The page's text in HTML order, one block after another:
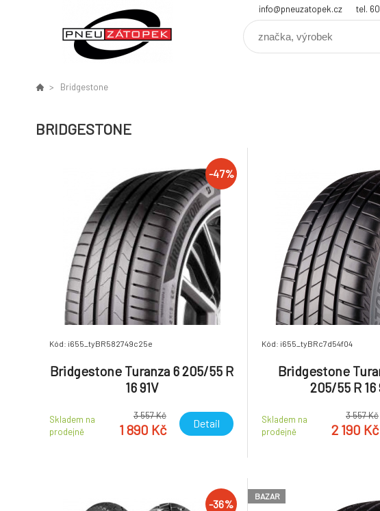
info@pneuzatopek.cz tel.
Bridgestone
BRIDGESTONE
-47%
Kód: i655_tyBR582749c25e
Bridgestone Turanza 6 205/55 R
16 91V
Skladem na
prodejně
3 557 Kč
1 890 Kč Detail
Kód: i655_tyBRc7d54f04
Bridgestone
205/55 R 16
Skladem na
prodejně
3 557 Kč
2 190 Kč
-36%
BAZAR